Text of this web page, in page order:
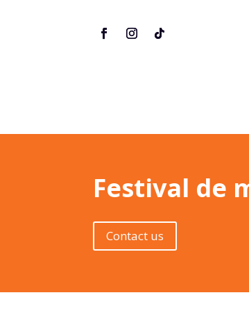
Festival de
Contact us